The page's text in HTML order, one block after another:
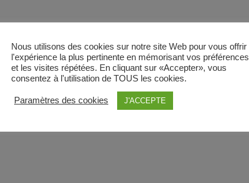
Nous utilisons des cookies sur notre site Web pour vous offrir
l'expérience la plus pertinente en mémorisant vos préférences
et les visites répétées. En cliquant sur «Accepter», vous
consentez à l'utilisation de TOUS les cookies.
Paramètres des cookies J'ACCEPTE